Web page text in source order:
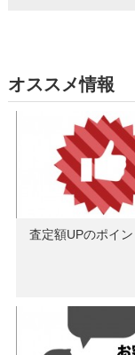
オススメ情報
査定額UPのポイン